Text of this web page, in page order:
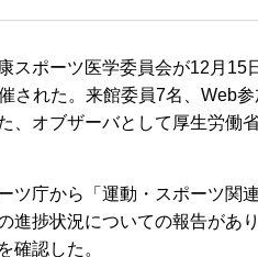
スポーツ医学委員会が12月15
された。来館委員7名、Web
、オブザーバとして厚生労働
ツ庁から「運動・スポーツ関
進捗状況についての報告があ
確認した。